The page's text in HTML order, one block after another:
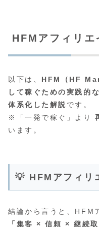
HFMアフィリエ
以下は、 HFM（HF
して稼ぐための実践的
体系化した解説 です。
※「一発で稼ぐ」より
います。
💡 HFMアフィリ
結論から言うと、HFM
「集客 × 信頼 × 継続取